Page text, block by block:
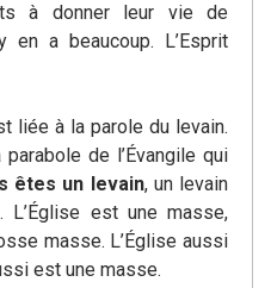
à donner leur vie de
a beaucoup. L’Esprit
liée à la parole du levain.
de l’Évangile qui
êtes un levain, un levain
est une masse,
masse. L’Église aussi
est une masse.